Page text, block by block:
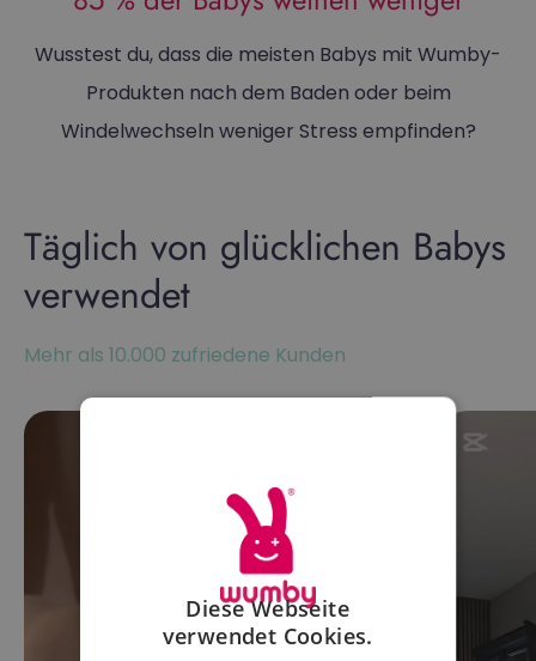
Wusstest du, dass die meisten Babys mit Wumby-
Produkten nach dem Baden oder beim
Windelwechseln weniger Stress empfinden?
Täglich von glücklichen Babys
verwendet
Mehr als 10.000 zufriedene Kunden
Diese Webseite
verwendet Cookies.